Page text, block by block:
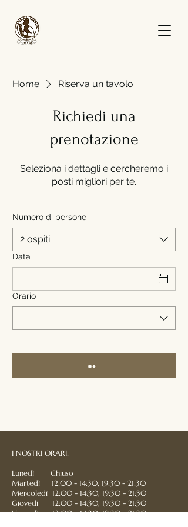
Home Riserva un tavolo
Richiedi una
prenotazione
Seleziona i dettagli e cercheremo i
posti migliori per te.
Numero di persone
2 ospiti
Data
Orario
I NOSTRI ORARI:
Lunedì Chiuso
Martedì 12:00 - 14:30, 19:30 - 21:30
Mercoledì 12:00 - 14:30, 19:30 - 21:30
Giovedi 12:00 - 14:30, 19:30 - 21:30
Venerdì 12:00 - 14:30, 19:30 - 21:30